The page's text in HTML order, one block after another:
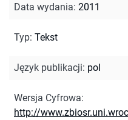
Data wydania: 2011
Typ: Tekst
Język publikacji: pol
Wersja Cyfrowa:
http://